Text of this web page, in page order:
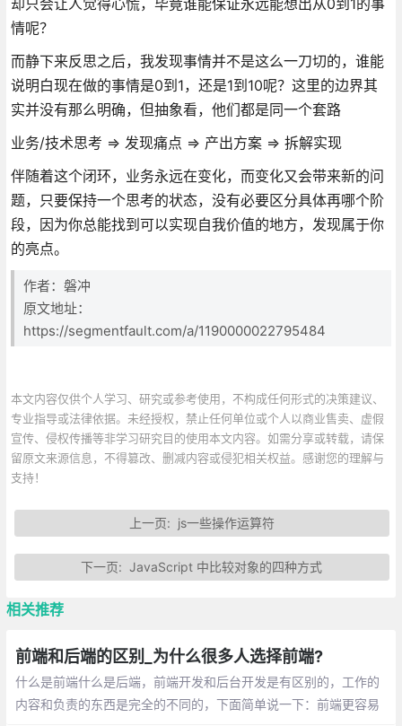
却只会让人觉得心慌，毕竟谁能保证永远能想出从0到1的事
情呢？
而静下来反思之后，我发现事情并不是这么一刀切的，谁能
说明白现在做的事情是0到1，还是1到10呢？这里的边界其
实并没有那么明确，但抽象看，他们都是同一个套路
业务/技术思考 => 发现痛点 => 产出方案 => 拆解实现
伴随着这个闭环，业务永远在变化，而变化又会带来新的问
题，只要保持一个思考的状态，没有必要区分具体再哪个阶
段，因为你总能找到可以实现自我价值的地方，发现属于你
的亮点。
作者：磐冲
原文地址：
https://segmentfault.com/a/1190000022795484
本文内容仅供个人学习、研究或参考使用，不构成任何形式的决策建议、
专业指导或法律依据。未经授权，禁止任何单位或个人以商业售卖、虚假
宣传、侵权传播等非学习研究目的使用本文内容。如需分享或转载，请保
留原文来源信息，不得篡改、删减内容或侵犯相关权益。感谢您的理解与
支持！
上一页: js一些操作运算符
下一页:JavaScript 中比较对象的四种方式
相关推荐
前端和后端的区别_为什么很多人选择前端?
什么是前端什么是后端，前端开发和后台开发是有区别的，工作的
内容和负责的东西是完全的不同的，下面简单说一下：前端更容易